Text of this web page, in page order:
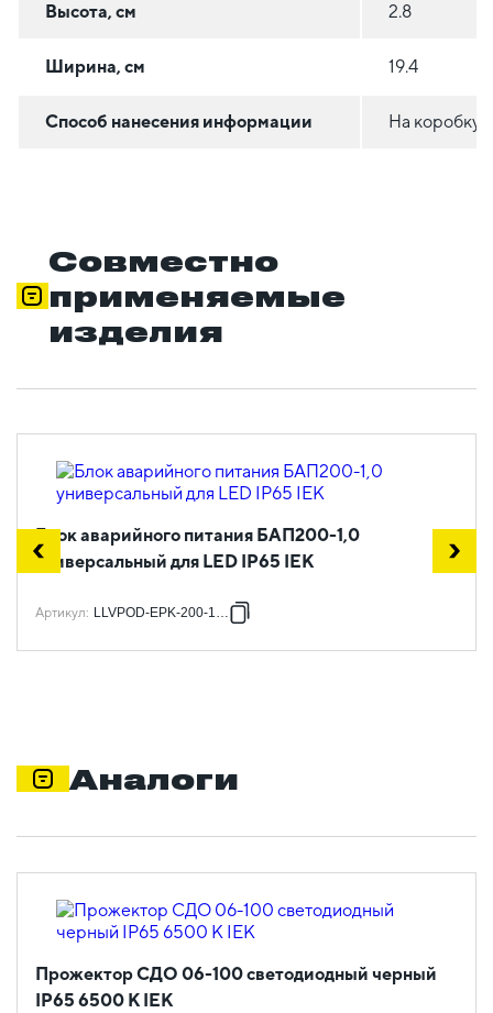
Высота, см 2.8
Ширина, см 19.4
Способ нанесения информации На коробку
Совместно
применяемые
изделия
Блок аварийного питания БАП200-1,0
универсальный для LED IP65 IEK
Артикул: LLVPOD-EPK-200-1H-U
Аналоги
Прожектор СДО 06-100 светодиодный черный
IP65 6500 K IEK